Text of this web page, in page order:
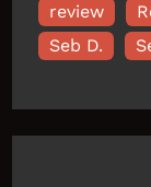
review
Seb D.